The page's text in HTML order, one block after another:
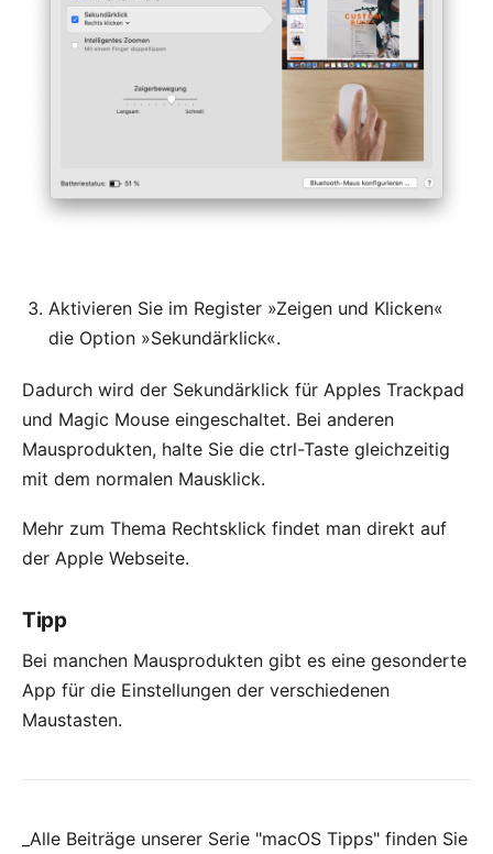
Aktivieren Sie im Register »Zeigen und Klicken«
die Option »Sekundärklick«.
Dadurch wird der Sekundärklick für Apples Trackpad
und Magic Mouse eingeschaltet. Bei anderen
Mausprodukten, halte Sie die ctrl-Taste gleichzeitig
mit dem normalen Mausklick.
Mehr zum Thema Rechtsklick findet man direkt auf
der Apple Webseite.
Tipp
Bei manchen Mausprodukten gibt es eine gesonderte
App für die Einstellungen der verschiedenen
Maustasten.
_Alle Beiträge unserer Serie "macOS Tipps" finden Sie